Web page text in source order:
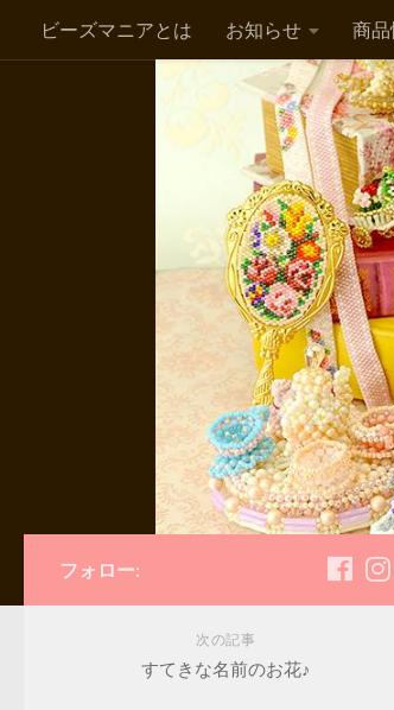
ビーズマニアとは お知らせ 商品
フォロー:
次の記事
すてきな名前のお花♪